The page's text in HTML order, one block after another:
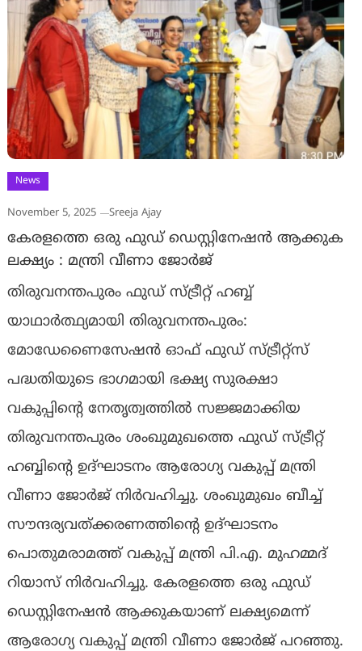
News
November 5, 2025 Sreeja Ajay
കേരളത്തെ ഒരു ഫുഡ് ഡെസ്റ്റിനേഷന്‍ ആക്കുക
ലക്ഷ്യം : മന്ത്രി വീണാ ജോര്‍ജ്
തിരുവനന്തപുരം ഫുഡ് സ്ട്രീറ്റ് ഹബ്ബ്
യാഥാര്‍ത്ഥ്യമായി തിരുവനന്തപുരം:
മോഡേണൈസേഷന്‍ ഓഫ് ഫുഡ് സ്ട്രീറ്റ്‌സ്
പദ്ധതിയുടെ ഭാഗമായി ഭക്ഷ്യ സുരക്ഷാ
വകുപ്പിന്റെ നേതൃത്വത്തില്‍ സജ്ജമാക്കിയ
തിരുവനന്തപുരം ശംഖുമുഖത്തെ ഫുഡ് സ്ട്രീറ്റ്
ഹബ്ബിന്റെ ഉദ്ഘാടനം ആരോഗ്യ വകുപ്പ് മന്ത്രി
വീണാ ജോര്‍ജ് നിര്‍വഹിച്ചു. ശംഖുമുഖം ബീച്ച്
സൗന്ദര്യവത്ക്കരണത്തിന്റെ ഉദ്ഘാടനം
പൊതുമരാമത്ത് വകുപ്പ് മന്ത്രി പി.എ. മുഹമ്മദ്
റിയാസ് നിര്‍വഹിച്ചു. കേരളത്തെ ഒരു ഫുഡ്
ഡെസ്റ്റിനേഷന്‍ ആക്കുകയാണ് ലക്ഷ്യമെന്ന്
ആരോഗ്യ വകുപ്പ് മന്ത്രി വീണാ ജോര്‍ജ് പറഞ്ഞു.